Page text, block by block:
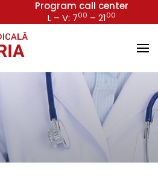
Program call center
L – V: 700 – 2100